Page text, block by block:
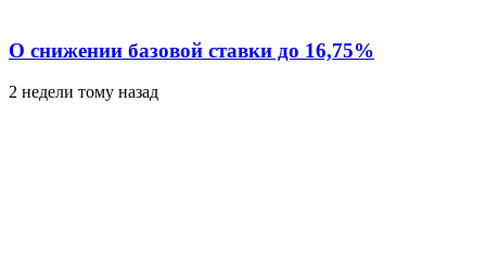
О снижении базовой ставки до 16,75%
2 недели тому назад